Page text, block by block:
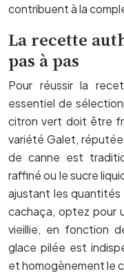
contribuent à la
La recette
pas à pas
Pour réussir la
essentiel de
citron vert doit être
variété Galet,
de canne est
raffiné ou le sucre
ajustant les
cachaça, optez pour
vieillie, en fonction
glace pilée est
et homogènement le